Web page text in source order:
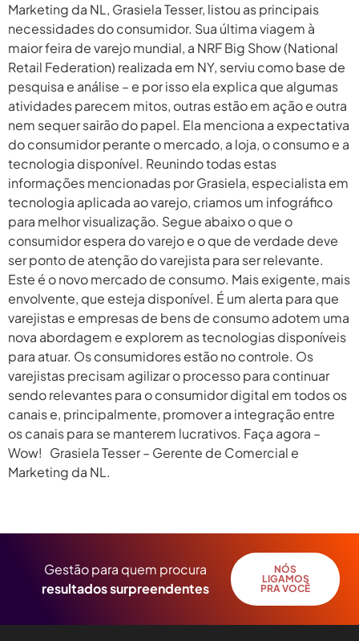
Marketing da NL, Grasiela Tesser, listou as principais
necessidades do consumidor. Sua última viagem à
maior feira de varejo mundial, a NRF Big Show (National
Retail Federation) realizada em NY, serviu como base de
pesquisa e análise – e por isso ela explica que algumas
atividades parecem mitos, outras estão em ação e outra
nem sequer sairão do papel. Ela menciona a expectativa
do consumidor perante o mercado, a loja, o consumo e a
tecnologia disponível. Reunindo todas estas
informações mencionadas por Grasiela, especialista em
tecnologia aplicada ao varejo, criamos um infográfico
para melhor visualização. Segue abaixo o que o
consumidor espera do varejo e o que de verdade deve
ser ponto de atenção do varejista para ser relevante.
Este é o novo mercado de consumo. Mais exigente, mais
envolvente, que esteja disponível. É um alerta para que
varejistas e empresas de bens de consumo adotem uma
nova abordagem e explorem as tecnologias disponíveis
para atuar. Os consumidores estão no controle. Os
varejistas precisam agilizar o processo para continuar
sendo relevantes para o consumidor digital em todos os
canais e, principalmente, promover a integração entre
os canais para se manterem lucrativos. Faça agora –
Wow! Grasiela Tesser – Gerente de Comercial e
Marketing da NL.
Gestão para quem procura
resultados surpreendentes
NÓS
LIGAMOS
PRA VOCÊ